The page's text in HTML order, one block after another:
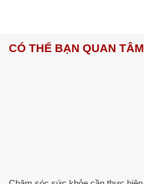
CÓ THỂ BẠN QUAN TÂM